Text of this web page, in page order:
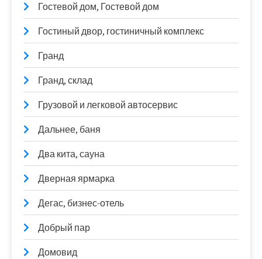
Гостевой дом, Гостевой дом
Гостиный двор, гостиничный комплекс
Гранд
Гранд, склад
Грузовой и легковой автосервис
Дальнее, баня
Два кита, сауна
Дверная ярмарка
Дегас, бизнес-отель
Добрый пар
Домовид